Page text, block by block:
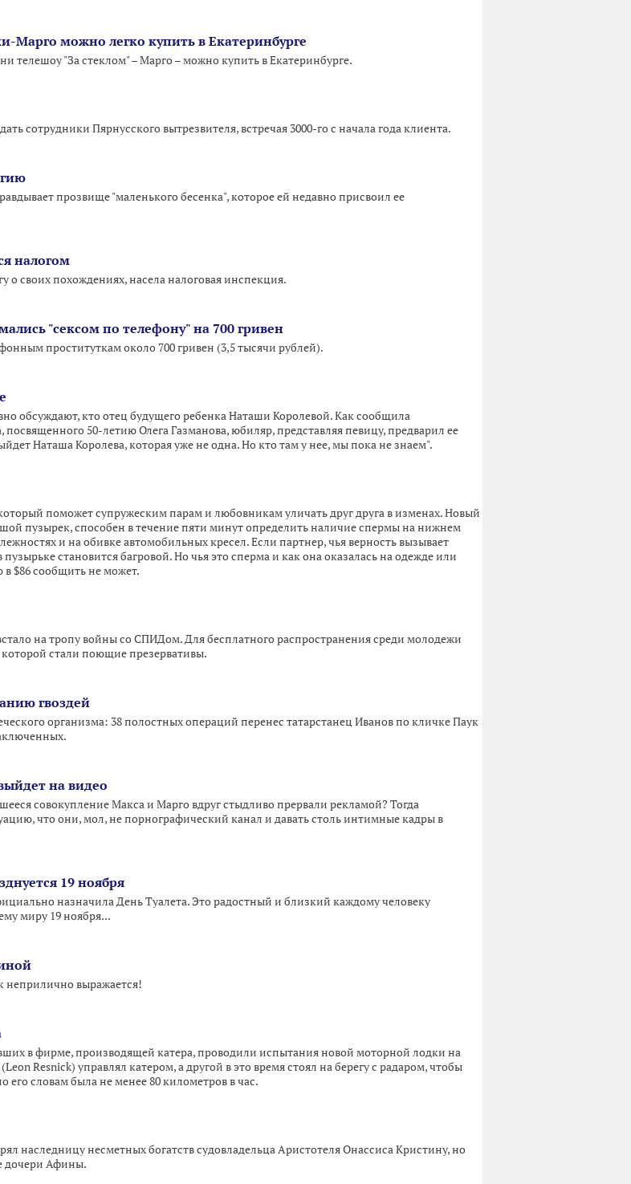
Марго можно легко купить в Екатеринбурге
телешоу "За стеклом" – Марго – можно купить в Екатеринбурге.
сотрудники Пярнусского вытрезвителя, встречая 3000-го с начала года клиента.
прозвище "маленького бесенка", которое ей недавно присвоил ее
налогом
о своих похождениях, насела налоговая инспекция.
"сексом по телефону" на 700 гривен
проституткам около 700 гривен (3,5 тысячи рублей).
обсуждают, кто отец будущего ребенка Наташи Королевой. Как сообщила
посвященного 50-летию Олега Газманова, юбиляр, представляя певицу, предварил ее
Наташа Королева, которая уже не одна. Но кто там у нее, мы пока не знаем".
поможет супружеским парам и любовникам уличать друг друга в изменах. Новый
пузырек, способен в течение пяти минут определить наличие спермы на нижнем
и на обивке автомобильных кресел. Если партнер, чья верность вызывает
становится багровой. Но чья это сперма и как она оказалась на одежде или
$86 сообщить не может.
на тропу войны со СПИДом. Для бесплатного распространения среди молодежи
стали поющие презервативы.
гвоздей
организма: 38 полостных операций перенес татарстанец Иванов по кличке Паук
на видео
совокупление Макса и Марго вдруг стыдливо прервали рекламой? Тогда
что они, мол, не порнографический канал и давать столь интимные кадры в
19 ноября
назначила День Туалета. Это радостный и близкий каждому человеку
миру 19 ноября...
неприлично выражается!
в фирме, производящей катера, проводили испытания новой моторной лодки на
Resnick) управлял катером, а другой в это время стоял на берегу с радаром, чтобы
его словам была не менее 80 километров в час.
наследницу несметных богатств судовладельца Аристотеля Онассиса Кристину, но
дочери Афины.